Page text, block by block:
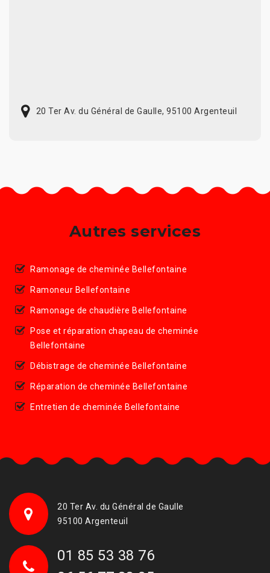
20 Ter Av. du Général de Gaulle, 95100 Argenteuil
Autres services
Ramonage de cheminée Bellefontaine
Ramoneur Bellefontaine
Ramonage de chaudière Bellefontaine
Pose et réparation chapeau de cheminée
Bellefontaine
Débistrage de cheminée Bellefontaine
Réparation de cheminée Bellefontaine
Entretien de cheminée Bellefontaine
20 Ter Av. du Général de Gaulle
95100 Argenteuil
01 85 53 38 76